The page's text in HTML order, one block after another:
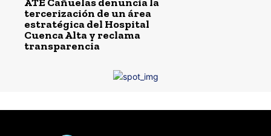
tercerización de un área
estratégica del Hospital
Cuenca Alta y reclama
transparencia